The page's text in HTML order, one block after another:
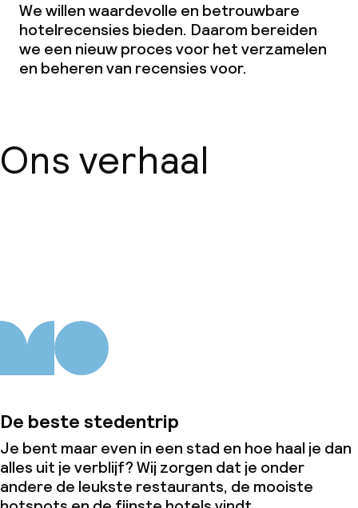
We willen waardevolle en betrouwbare
hotelrecensies bieden. Daarom bereiden
we een nieuw proces voor het verzamelen
en beheren van recensies voor.
Ons verhaal
De beste stedentrip
Je bent maar even in een stad en hoe haal je dan
alles uit je verblijf? Wij zorgen dat je onder
andere de leukste restaurants, de mooiste